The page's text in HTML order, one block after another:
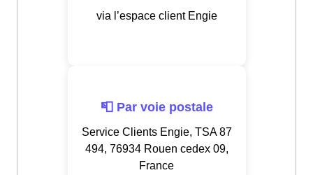
via l’espace client Engie
📮 Par voie postale
Service Clients Engie, TSA 87
494, 76934 Rouen cedex 09,
France